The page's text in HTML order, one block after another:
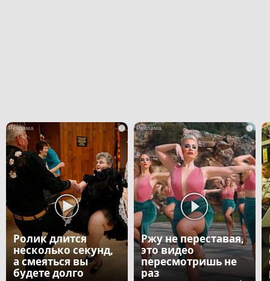
i
Ролик длится
несколько секунд,
а смеяться вы
будете долго
i
Ржу не переставая,
это видео
пересмотришь не
раз